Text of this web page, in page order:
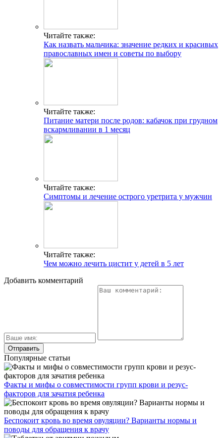
Читайте также:
Как назвать мальчика: значение редких и красивых
православных имен и советы по выбору
Читайте также:
Питание матери после родов: кабачок при грудном
вскармливании в 1 месяц
Читайте также:
Симптомы и лечение острого уретрита у мужчин
Читайте также:
Чем можно лечить цистит у детей в 5 лет
Добавить комментарий
Популярные статьи
Факты и мифы о совместимости групп крови и резус-
факторов для зачатия ребенка
Беспокоит кровь во время овуляции? Варианты нормы и
поводы для обращения к врачу